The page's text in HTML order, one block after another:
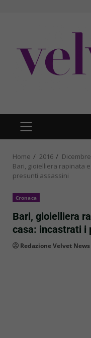
PRIMARY
MENU
Home 2016 Dicembre
Bari, gioielliera rapinata
presunti assassini
Cronaca
Bari, gioielliera
casa: incastrati i
Redazione Velvet News